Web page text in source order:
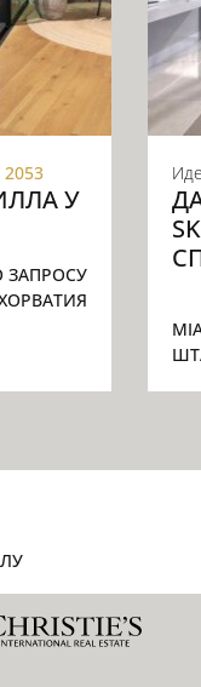
2053
У
ЗАПРОСУ